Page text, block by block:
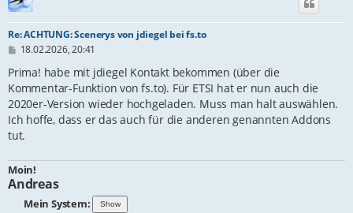
Re: ACHTUNG: Scenerys von jdiegel bei fs.to
B
i
r
a
g
18.02.2026, 20:41
Prima! habe mit jdiegel Kontakt bekommen (über die
Kommentar-Funktion von fs.to). Für ETSI hat er nun auch die
2020er-Version wieder hochgeladen. Muss man halt auswählen.
Ich hoffe, dass er das auch für die anderen genannten Addons
tut.
Moin!
Andreas
Mein System: